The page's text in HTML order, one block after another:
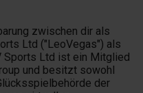
zwischen dir als
Ltd ("LeoVegas") als
Sports Ltd ist ein Mitglied
und besitzt sowohl
der